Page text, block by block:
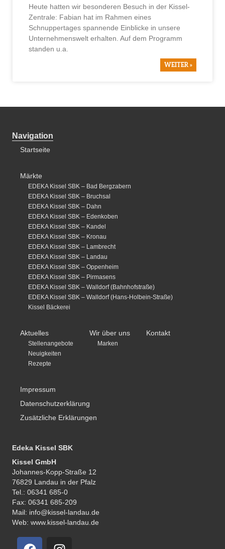
Heute hatten wir besonderen Besuch in der Kissel-
Zentrale: Fabian hat im Rahmen eines
Schnuppertages spannende Einblicke in unsere
Unternehmenswelt erhalten. Auf dem Programm
standen u.a.
WEITER »
Navigation
Startseite
Märkte
EDEKA Kissel SBK – Bad Bergzabern
EDEKA Kissel SBK – Bruchsal
EDEKA Kissel SBK – Dahn
EDEKA Kissel SBK – Edenkoben
EDEKA Kissel SBK – Kandel
EDEKA Kissel SBK – Kronau
EDEKA Kissel SBK – Lambrecht
EDEKA Kissel SBK – Landau
EDEKA Kissel SBK – Oppenheim
EDEKA Kissel SBK – Pirmasens
EDEKA Kissel SBK – Walldorf (Bahnhofstraße)
EDEKA Kissel SBK – Walldorf (Hans-Holbein-Straße)
Kissel Bäckerei
Aktuelles
Stellenangebote
Neuigkeiten
Rezepte
Wir über uns
Marken
Kontakt
Impressum
Datenschutzerklärung
Zusätzliche Erklärungen
Edeka Kissel SBK
Kissel GmbH
Johannes-Kopp-Straße 12
76829 Landau in der Pfalz
Tel.: 06341 685-0
Fax: 06341 685-209
Mail: info@kissel-landau.de
Web: www.kissel-landau.de